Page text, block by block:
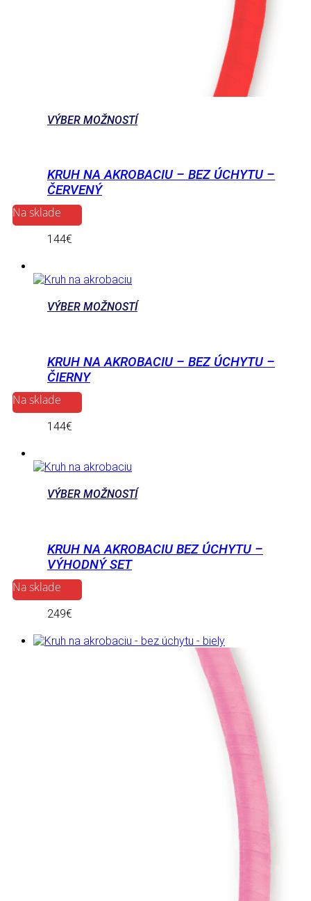
VÝBER MOŽNOSTÍ
KRUH NA AKROBACIU – BEZ ÚCHYTU –
ČERVENÝ
Na sklade
144€
VÝBER MOŽNOSTÍ
KRUH NA AKROBACIU – BEZ ÚCHYTU –
ČIERNY
Na sklade
144€
VÝBER MOŽNOSTÍ
KRUH NA AKROBACIU BEZ ÚCHYTU –
VÝHODNÝ SET
Na sklade
249€